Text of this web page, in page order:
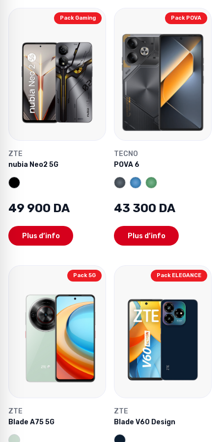
Pack Gaming
ZTE
nubia Neo2 5G
49 900 DA
Plus d’info
Pack POVA
TECNO
POVA 6
43 300 DA
Plus d’info
Pack 5G
ZTE
Blade A75 5G
Pack ELEGANCE
ZTE
Blade V60 Design